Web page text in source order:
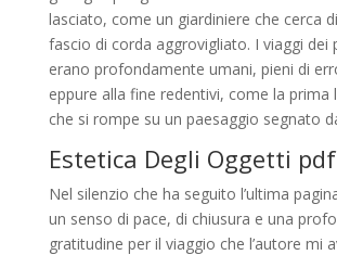
lasciato, come un giardiniere che cerca
fascio di corda aggrovigliato. I viaggi dei
erano profondamente umani, pieni di
eppure alla fine redentivi, come la prima
che si rompe su un paesaggio segnato
Estetica Degli Oggetti pdf
Nel silenzio che ha seguito l’ultima
un senso di pace, di chiusura e una
gratitudine per il viaggio che l’autore mi